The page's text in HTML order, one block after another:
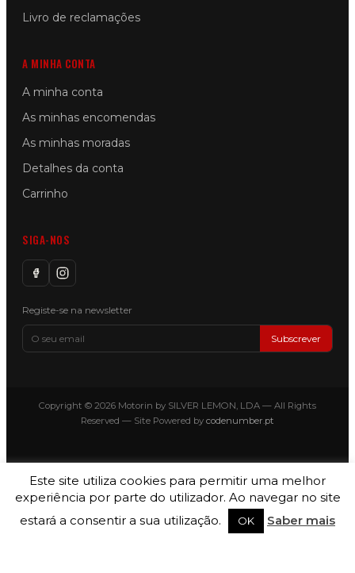
Livro de reclamações
A MINHA CONTA
A minha conta
As minhas encomendas
As minhas moradas
Detalhes da conta
Carrinho
SIGA-NOS
Registe-se na newsletter
Subscrever
Copyright © 2026 Motorin by SILVER LEMON, LDA — All Rights
Reserved — Site Powered by codenumber.pt
Este site utiliza cookies para permitir uma melhor
experiência por parte do utilizador. Ao navegar no site
estará a consentir a sua utilização.
OK Saber mais